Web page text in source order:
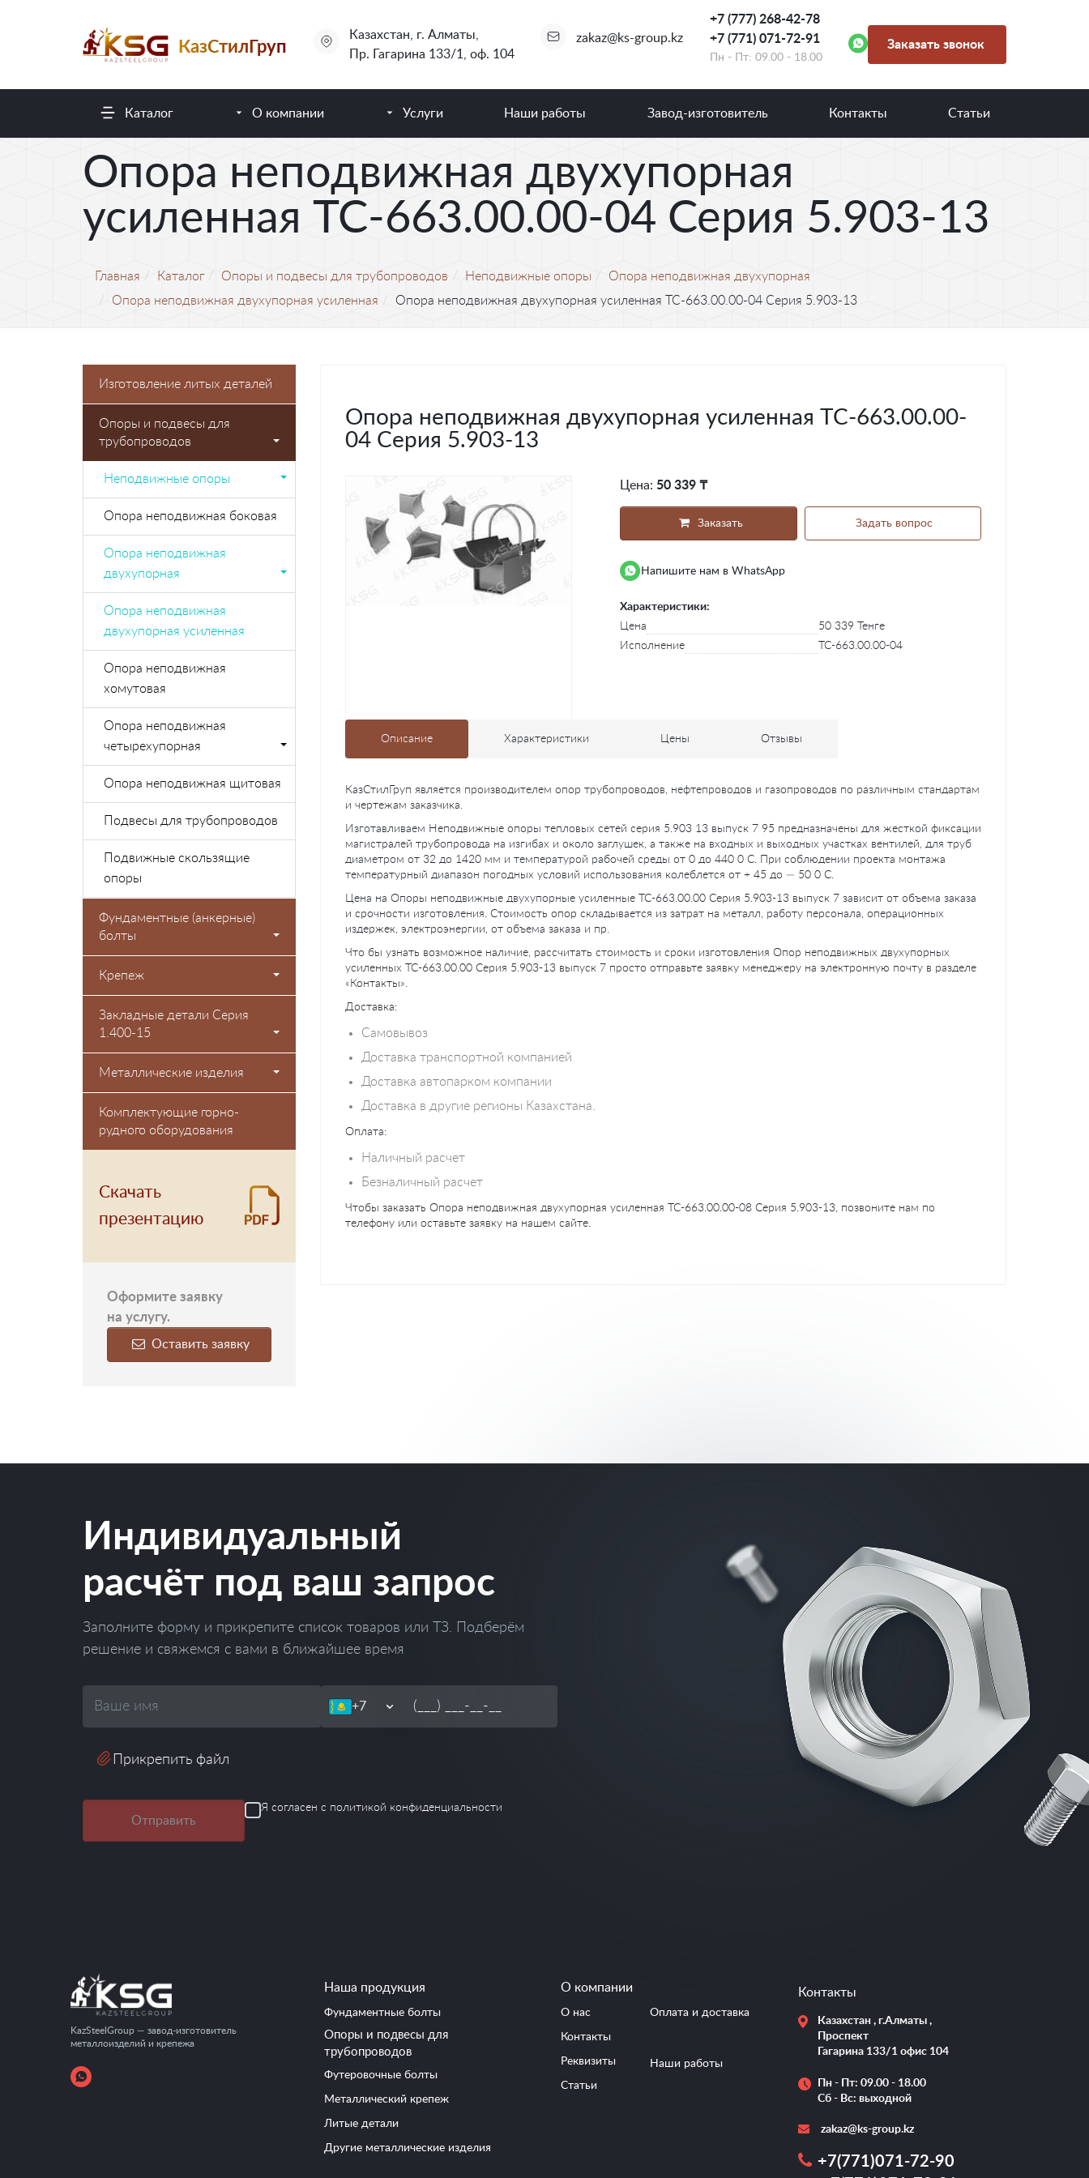
КазСтилГруп
Казахстан г. Алматы
Пр. Гагарина 133/1, оф. 104
zakaz@ks-group.kz
+7 (777) 268-42-78
+7 (771) 071-72-91
Пн - Пт: 09.00 - 18.00
Заказать звонок
Каталог О компании Услуги Наши работы Завод-изготовитель Контакты Статьи
Опора неподвижная двухупорная
усиленная ТС-663.00.00-04 Серия 5.903-13
Главная Каталог Опоры и подвесы для трубопроводов Неподвижные опоры
Опора неподвижная двухупорная
Опора неподвижная двухупорная усиленная
Опора неподвижная двухупорная усиленная ТС-663.00.00-04 Серия 5.903-13
Изготовление литых деталей
Опоры и подвесы для
трубопроводов
Неподвижные опоры
Опора неподвижная боковая
Опора неподвижная
двухупорная
Опора неподвижная
двухупорная усиленная
Опора неподвижная
хомутовая
Опора неподвижная
четырехупорная
Опора неподвижная щитовая
Подвесы для трубопроводов
Подвижные скользящие
опоры
Фундаментные (анкерные)
болты
Крепеж
Закладные детали Серия
1.400-15
Металлические изделия
Комплектующие горно-
рудного оборудования
Скачать
презентацию
Оформите заявку
на услугу.
Оставить заявку
Опора неподвижная двухупорная усиленная ТС-663.00.00-
04 Серия 5.903-13
Цена: 50 339 ₸
Заказать Задать вопрос
Напишите нам в WhatsApp
Характеристики:
Цена
50 339 Тенге
Исполнение
ТС-663.00.00-04
Описание Характеристики Цены Отзывы
КазСтилГруп является производителем опор трубопроводов, нефтепроводов и газопроводов по различным стандартам
и чертежам заказчика.
Изготавливаем Неподвижные опоры тепловых сетей серия 5.903 13 выпуск 7 95 предназначены для жесткой фиксации
магистралей трубопровода на изгибах и около заглушек, а также на входных и выходных участках вентилей, для труб
диаметром от 32 до 1420 мм и температурой рабочей среды от 0 до 440 0 C. При соблюдении проекта монтажа
температурный диапазон погодных условий использования колеблется от + 45 до — 50 0 C.
Цена на Опоры неподвижные двухупорные усиленные ТС-663.00.00 Серия 5.903-13 выпуск 7 зависит от объема заказа
и срочности изготовления. Стоимость опор складывается из затрат на металл, работу персонала, операционных
издержек, электроэнергии, от объема заказа и пр.
Что бы узнать возможное наличие, рассчитать стоимость и сроки изготовления Опор неподвижных двухупорных
усиленных ТС-663.00.00 Серия 5.903-13 выпуск 7 просто отправьте заявку менеджеру на электронную почту в разделе
«Контакты».
Доставка:
Самовывоз
Доставка транспортной компанией
Доставка автопарком компании
Доставка в другие регионы Казахстана.
Оплата:
Наличный расчет
Безналичный расчет
Чтобы заказать Опора неподвижная двухупорная усиленная ТС-663.00.00-08 Серия 5.903-13, позвоните нам по
телефону или оставьте заявку на нашем сайте.
Индивидуальный
расчёт под ваш запрос
Заполните форму и прикрепите список товаров или ТЗ. Подберём
решение и свяжемся с вами в ближайшее время
Прикрепить файл
Отправить
Я согласен с политикой конфиденциальности
KazSteelGroup — завод-изготовитель
металлоизделий и крепежа
Наша продукция
Фундаментные болты
Опоры и подвесы для
трубопроводов
Футеровочные болты
Металлический крепеж
Литые детали
Другие металлические изделия
О компании
О нас
Контакты
Реквизиты
Статьи
Оплата и доставка
Наши работы
Контакты
Казахстан , г.Алматы ,
Проспект
Гагарина 133/1 офис 104
Пн - Пт: 09.00 - 18.00
Сб - Вс: выходной
zakaz@ks-group.kz
+7(771)071-72-90